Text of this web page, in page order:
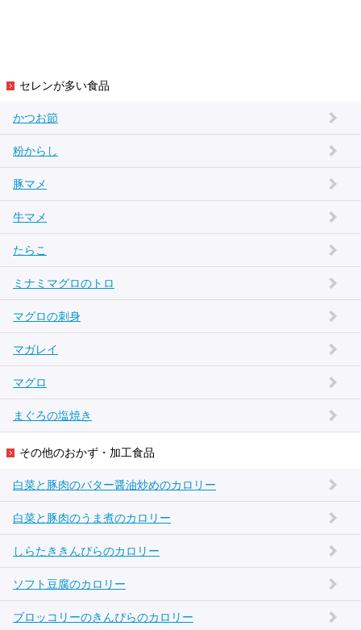
セレンが多い食品
かつお節
粉からし
豚マメ
牛マメ
たらこ
ミナミマグロのトロ
マグロの刺身
マガレイ
マグロ
まぐろの塩焼き
その他のおかず・加工食品
白菜と豚肉のバター醤油炒めのカロリー
白菜と豚肉のうま煮のカロリー
しらたききんぴらのカロリー
ソフト豆腐のカロリー
ブロッコリーのきんぴらのカロリー